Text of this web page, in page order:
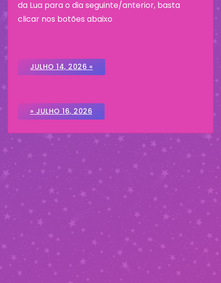
da Lua para o dia seguinte/anterior, basta
clicar nos botões abaixo
JULHO 14, 2026 «
» JULHO 16, 2026